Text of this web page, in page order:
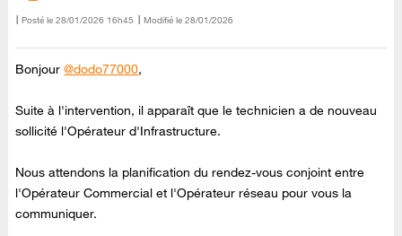
Posté le ‎28/01/2026 16h45 Modifié le 28/01/2026
Bonjour@dodo77000,
Suite à l'intervention, il apparaît que le technicien a de nouveau
sollicité l'Opérateur d'Infrastructure.
Nous attendons la planification du rendez-vous conjoint entre
l'Opérateur Commercial et l'Opérateur réseau pour vous la
communiquer.